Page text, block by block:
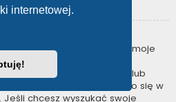
internetowej.
swoje posty i tematy?
klikając odnośnik “Wyświetl moje
zarządzania kontem lub
na stronie swojego profilu lub
„Więcej…” znajdującego się w
chcesz wyszukać swoje